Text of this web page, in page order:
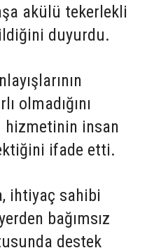
akülü tekerlekli
duyurdu.
olmadığını
hizmetinin insan
ifade etti.
ihtiyaç sahibi
bağımsız
destek